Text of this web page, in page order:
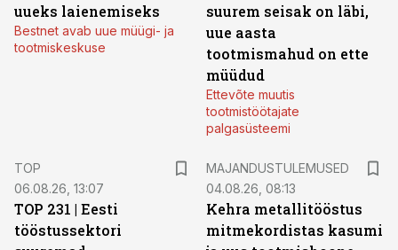
uueks laienemiseks
Bestnet avab uue müügi- ja
tootmiskeskuse
suurem seisak on läbi,
uue aasta
tootmismahud on ette
müüdud
Ettevõte muutis
tootmistöötajate
palgasüsteemi
TOP
06.08.26, 13:07
TOP 231 | Eesti
tööstussektori
MAJANDUSTULEMUSED
04.08.26, 08:13
Kehra metallitööstus
mitmekordistas kasumi